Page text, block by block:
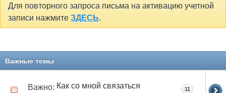
Для повторного запроса письма на активацию учетной
записи нажмите ЗДЕСЬ.
Важные темы
Важно: Как со мной связаться 11